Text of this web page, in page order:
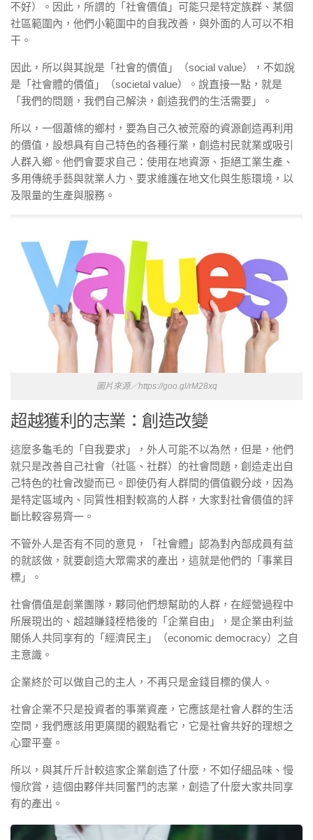
不好）。因此，所謂的「社會價值」可能只是特定族群、某個
社區範圍內，他們小範圍中的自我改善，與外面的人可以不相
干。
因此，所以與其說是「社會的價值」（social value），不如說
是「社會體的價值」（societal value）。說直接一點，就是
「我們的問題，我們自己解決，創造我們的生活需要」。
所以，一個蕭條的鄉村，要為自己久被荒廢的資源創造再利用
的價值，設想具有自己特色的各種行業，創造村民就業或吸引
人群入鄉。他們會要求自己：使用在地資源、拒絕工業生產、
多用傳統手藝與就業人力、要求維護在地文化與生態環境，以
及限量的生產與服務。
圖片來源／https://goo.gl/rM28xq
超越獲利的志業：創造改變
這麼多龜毛的「自我要求」，外人可能不以為然，但是，他們
就只是改善自己社會（社區、社群）的社會問題，創造走出自
己特色的社會改變而已。即使仍有人群間的價值觀分歧，因為
是特定區域內、同質性相對較高的人群，大家對社會價值的評
斷比較容易齊一。
不管外人是否有不同的意見，「社會體」認為對內部成員有益
的就該做，就要創造大眾需求的產出，這就是他們的「事業目
標」。
社會價值是創業團隊，夥同他們想幫助的人群，在經營過程中
所展現出的、超越賺錢桎梏後的「企業自由」，是企業由利益
關係人共同享有的「經濟民主」（economic democracy）之自
主意識。
企業終於可以做自己的主人，不再只是金錢目標的僕人。
社會企業不只是投資者的事業資產，它應該是社會人群的生活
空間，我們應該用更廣闊的觀點看它，它是社會共好的理想之
心靈平臺。
所以，與其斤斤計較這家企業創造了什麼，不如仔細品味、慢
慢欣賞，這個由夥伴共同奮鬥的志業，創造了什麼大家共同享
有的產出。